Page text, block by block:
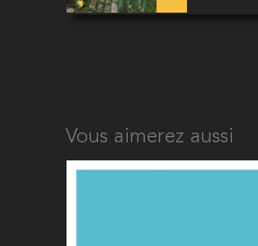
Vous aimerez aussi